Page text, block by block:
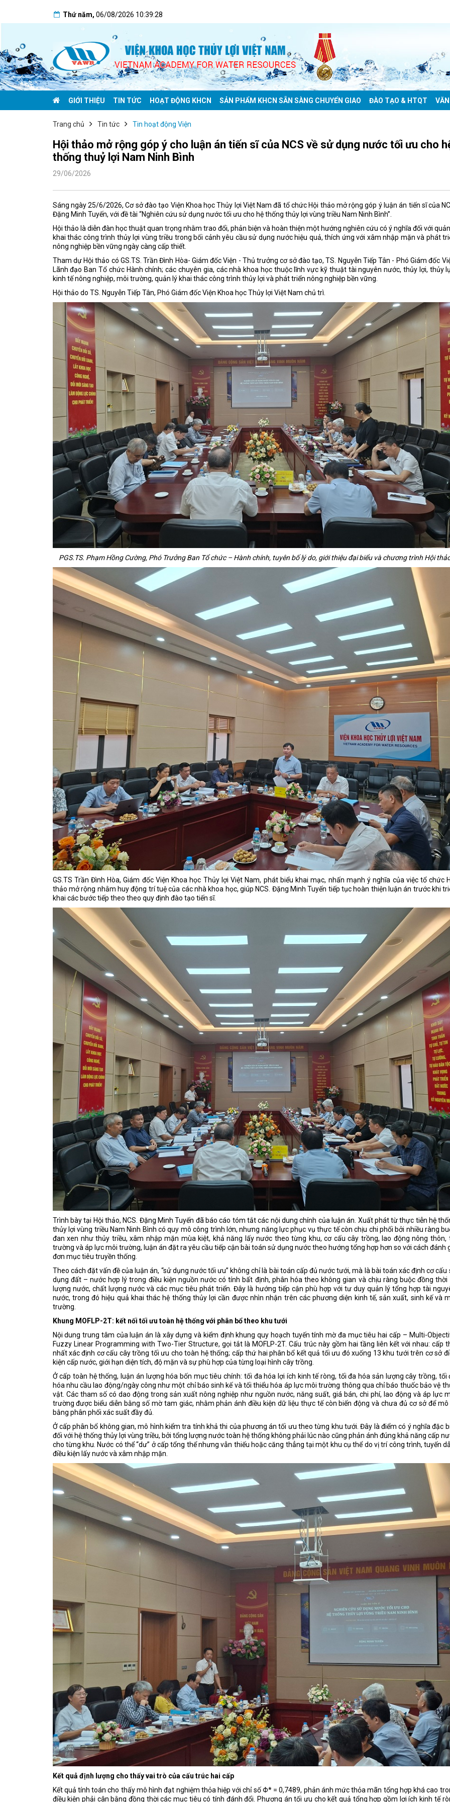
Thứ năm, 06/08/2026 10:39:29
GIỚI THIỆU TIN TỨC HOẠT ĐỘNG KHCN SẢN PHẨM KHCN SẴN SÀNG CHUYỂN GIAO ĐÀO TẠO & HTQT
Trang chủ Tin tức Tin hoạt động Viện
Hội thảo mở rộng góp ý cho luận án tiến sĩ của NCS về sử dụng nước tối ưu cho
thống thuỷ lợi Nam Ninh Bình
29/06/2026
Sáng ngày 25/6/2026, Cơ sở đào tạo Viện Khoa học Thủy lợi Việt Nam đã tổ chức Hội thảo mở rộng góp ý luận án tiến sĩ của
Đặng Minh Tuyến, với đề tài “Nghiên cứu sử dụng nước tối ưu cho hệ thống thủy lợi vùng triều Nam Ninh Bình”.
Hội thảo là diễn đàn học thuật quan trọng nhằm trao đổi, phản biện và hoàn thiện một hướng nghiên cứu có ý nghĩa đối với
khai thác công trình thủy lợi vùng triều trong bối cảnh yêu cầu sử dụng nước hiệu quả, thích ứng với xâm nhập mặn và phát
nông nghiệp bền vững ngày càng cấp thiết.
Tham dự Hội thảo có GS.TS. Trần Đình Hòa- Giám đốc Viện - Thủ trưởng cơ sở đào tạo, TS. Nguyễn Tiếp Tân - Phó Giám đốc
Lãnh đạo Ban Tổ chức Hành chính; các chuyên gia, các nhà khoa học thuộc lĩnh vực kỹ thuật tài nguyên nước, thủy lợi, thủy
kinh tế nông nghiệp, môi trường, quản lý khai thác công trình thủy lợi và phát triển nông nghiệp bền vững.
Hội thảo do TS. Nguyễn Tiếp Tân, Phó Giám đốc Viện Khoa học Thủy lợi Việt Nam chủ trì.
PGS.TS. Phạm Hồng Cường, Phó Trưởng Ban Tổ chức – Hành chính, tuyên bố lý do, giới thiệu đại biểu và chương trình Hội
GS.TS Trần Đình Hòa, Giám đốc Viện Khoa học Thủy lợi Việt Nam, phát biểu khai mạc, nhấn mạnh ý nghĩa của việc tổ chức
thảo mở rộng nhằm huy động trí tuệ của các nhà khoa học, giúp NCS. Đặng Minh Tuyến tiếp tục hoàn thiện luận án trước khi
khai các bước tiếp theo theo quy định đào tạo tiến sĩ.
Trình bày tại Hội thảo, NCS. Đặng Minh Tuyến đã báo cáo tóm tắt các nội dung chính của luận án. Xuất phát từ thực tiễn hệ
thủy lợi vùng triều Nam Ninh Bình có quy mô công trình lớn, nhưng năng lực phục vụ thực tế còn chịu chi phối bởi nhiều ràng
đan xen như thủy triều, xâm nhập mặn mùa kiệt, khả năng lấy nước theo từng khu, cơ cấu cây trồng, lao động nông thôn,
trường và áp lực môi trường, luận án đặt ra yêu cầu tiếp cận bài toán sử dụng nước theo hướng tổng hợp hơn so với cách đánh
đơn mục tiêu truyền thống.
Theo cách đặt vấn đề của luận án, “sử dụng nước tối ưu” không chỉ là bài toán cấp đủ nước tưới, mà là bài toán xác định cơ cấu
dụng đất – nước hợp lý trong điều kiện nguồn nước có tính bất định, phân hóa theo không gian và chịu ràng buộc đồng thời
lượng nước, chất lượng nước và các mục tiêu phát triển. Đây là hướng tiếp cận phù hợp với tư duy quản lý tổng hợp tài
nước, trong đó hiệu quả khai thác hệ thống thủy lợi cần được nhìn nhận trên các phương diện kinh tế, sản xuất, sinh kế và
trường.
Khung MOFLP-2T: kết nối tối ưu toàn hệ thống với phân bổ theo khu tưới
Nội dung trung tâm của luận án là xây dựng và kiểm định khung quy hoạch tuyến tính mờ đa mục tiêu hai cấp – Multi-
Fuzzy Linear Programming with Two-Tier Structure, gọi tắt là MOFLP-2T. Cấu trúc này gồm hai tầng liên kết với nhau: cấp
nhất xác định cơ cấu cây trồng tối ưu cho toàn hệ thống; cấp thứ hai phân bổ kết quả tối ưu đó xuống 13 khu tưới trên cơ sở
kiện cấp nước, giới hạn diện tích, độ mặn và sự phù hợp của từng loại hình cây trồng.
Ở cấp toàn hệ thống, luận án lượng hóa bốn mục tiêu chính: tối đa hóa lợi ích kinh tế ròng, tối đa hóa sản lượng cây trồng, tối
hóa nhu cầu lao động/ngày công như một chỉ báo sinh kế và tối thiểu hóa áp lực môi trường thông qua chỉ báo thuốc bảo vệ
vật. Các tham số có dao động trong sản xuất nông nghiệp như nguồn nước, năng suất, giá bán, chi phí, lao động và áp lực
trường được biểu diễn bằng số mờ tam giác, nhằm phản ánh điều kiện dữ liệu thực tế còn biến động và chưa đủ cơ sở để
bằng phân phối xác suất đầy đủ.
Ở cấp phân bổ không gian, mô hình kiểm tra tính khả thi của phương án tối ưu theo từng khu tưới. Đây là điểm có ý nghĩa đặc
đối với hệ thống thủy lợi vùng triều, bởi tổng lượng nước toàn hệ thống không phải lúc nào cũng phản ánh đúng khả năng cấp
cho từng khu. Nước có thể “dư” ở cấp tổng thể nhưng vẫn thiếu hoặc căng thẳng tại một khu cụ thể do vị trí công trình, tuyến
điều kiện lấy nước và xâm nhập mặn.
Kết quả định lượng cho thấy vai trò của cấu trúc hai cấp
Kết quả tính toán cho thấy mô hình đạt nghiệm thỏa hiệp với chỉ số Φ* = 0,7489, phản ánh mức thỏa mãn tổng hợp khá cao
điều kiện phải cân bằng đồng thời các mục tiêu có tính đánh đổi. Phương án tối ưu cho kết quả tổng hợp gồm lợi ích kinh tế